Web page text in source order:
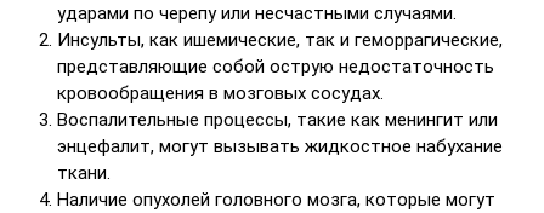
ударами по черепу или несчастными случаями.
Инсульты, как ишемические, так и геморрагические,
представляющие собой острую недостаточность
кровообращения в мозговых сосудах.
Воспалительные процессы, такие как менингит или
энцефалит, могут вызывать жидкостное набухание
ткани.
Наличие опухолей головного мозга, которые могут